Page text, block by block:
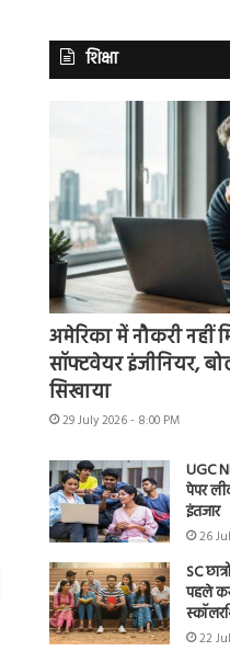
शिक्षा
अमेरिका में नौकरी नहीं
सॉफ्टवेयर इंजीनियर,
सिखाया
29 July 2026 - 8:00 PM
UGC
पेपर
इंतजार
26
SC
पहले
22